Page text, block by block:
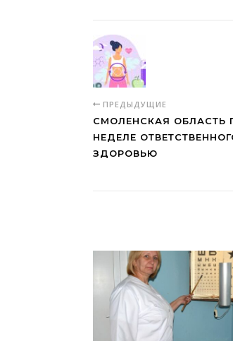
ПРЕДЫДУЩИЕ
СМОЛЕНСКАЯ ОБЛАСТЬ
НЕДЕЛЕ
ЗДОРОВЬЮ